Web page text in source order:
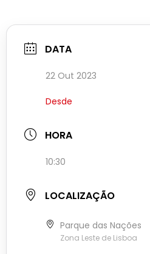
DATA
22 Out 2023
Desde
HORA
10:30
LOCALIZAÇÃO
Parque das Nações
Zona Leste de Lisboa